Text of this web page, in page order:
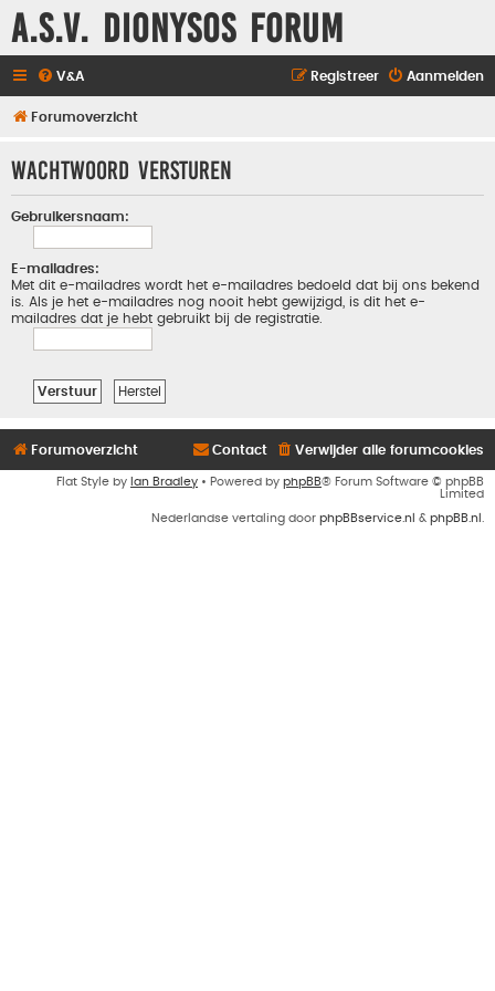
A.S.V. Dionysos Forum
V&A Aanmelden
Registreer
Forumoverzicht
Wachtwoord versturen
Gebruikersnaam:
E-mailadres:
Met dit e-mailadres wordt het e-mailadres bedoeld dat bij ons bekend
is. Als je het e-mailadres nog nooit hebt gewijzigd, is dit het e-
mailadres dat je hebt gebruikt bij de registratie.
Forumoverzicht Verwijder alle forumcookies
Contact
Flat Style by Ian Bradley • Powered by phpBB® Forum Software © phpBB
Limited
Nederlandse vertaling door phpBBservice.nl & phpBB.nl .